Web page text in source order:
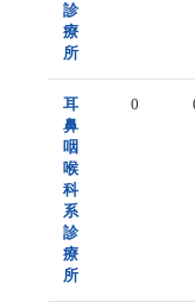
診
療
所
耳
鼻
咽
喉
科
系
診
療
所
0